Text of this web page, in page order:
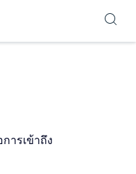
ารเข้าถึง